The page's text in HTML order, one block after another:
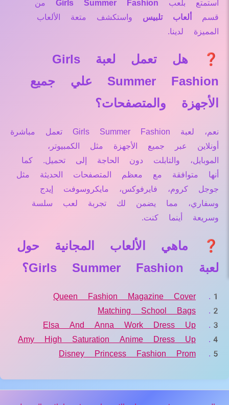
استمتع بلعب Girls Summer Fashion من
قسم
ألعاب تلبيس واستكشف متعة الألعاب
المميزة لدينا.
❓ هل تعمل لعبة Girls
Summer Fashion علي جميع
الأجهزة والمتصفحات؟
نعم، لعبة Girls Summer Fashion تعمل مباشرة
أونلاين عبر جميع الأجهزة مثل الكمبيوتر،
الموبايل، والتابلت دون الحاجة إلى تحميل. كما
أنها متوافقة مع معظم المتصفحات الحديثة مثل
جوجل كروم، فايرفوكس، مايكروسوفت إيدج
وسفاري، مما يضمن لك تجربة لعب سلسة
وسريعة أينما كنت.
❓ ماهي الألعاب المجانية حول
لعبة Girls Summer Fashion؟
Queen Fashion Magazine Cover
Matching School Bags
Elsa And Anna Work Dress Up
Amy High Saturation Anime Dress Up
Disney Princess Fashion Prom